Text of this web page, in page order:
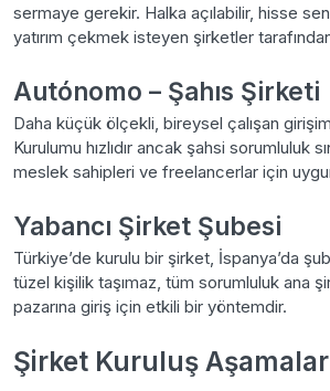
sermaye gerekir. Halka açılabilir, hisse
yatırım çekmek isteyen şirketler
Autónomo – Şahıs Şirketi
Daha küçük ölçekli, bireysel çalışan
Kurulumu hızlıdır ancak şahsi sorumluluk
meslek sahipleri ve freelancerlar için
Yabancı Şirket Şubesi
Türkiye’de kurulu bir şirket, İspanya’da
tüzel kişilik taşımaz, tüm sorumluluk ana
pazarına giriş için etkili bir yöntemdir.
Şirket Kuruluş